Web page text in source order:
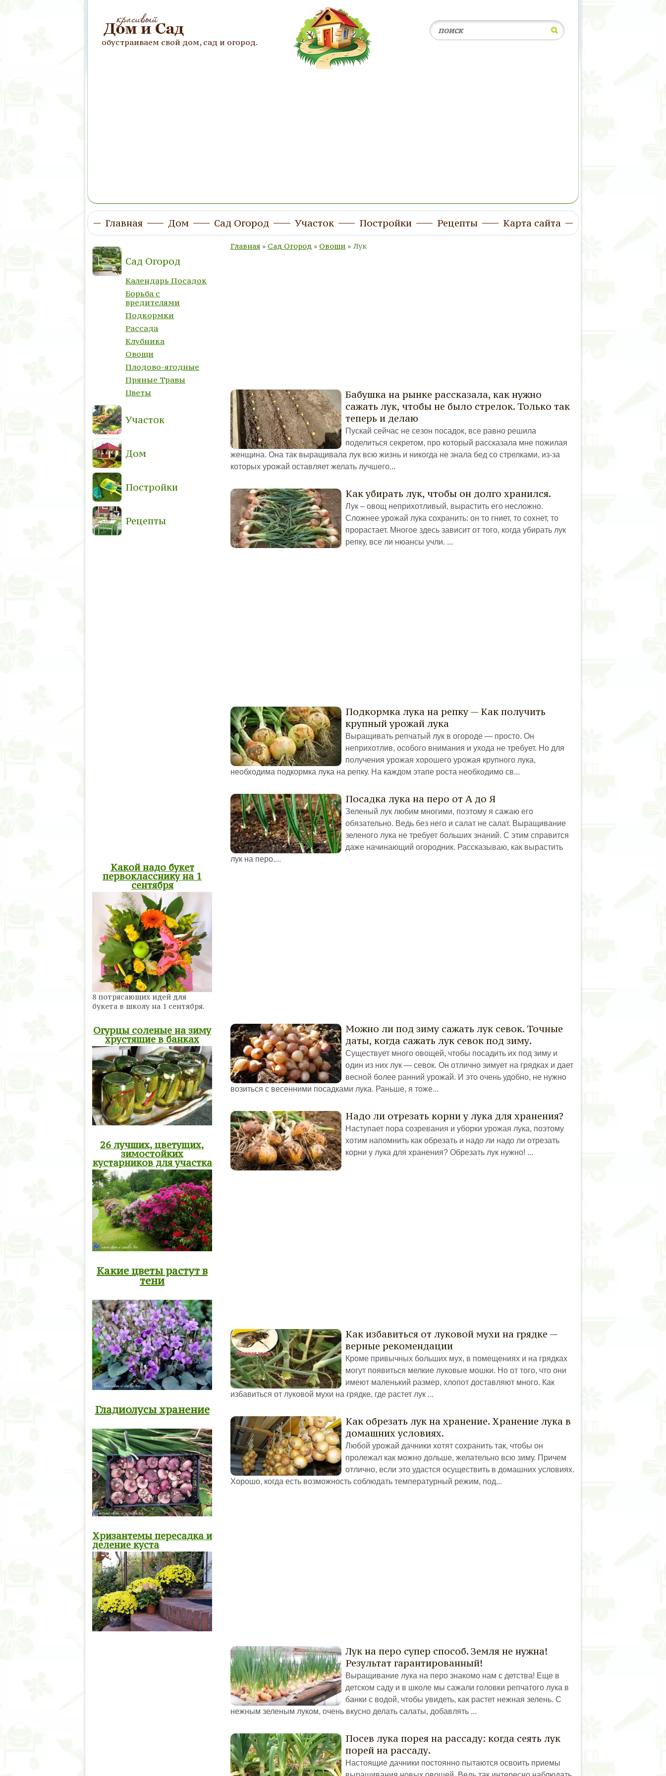
обустраиваем свой дом, сад и огород.
Главная Дом Сад Огород Участок Постройки Рецепты Карта сайта
Главная » Сад Огород » Овощи » Лук
Бабушка на рынке рассказала, как нужно
сажать лук, чтобы не было стрелок. Только так
теперь и делаю
Пускай сейчас не сезон посадок, все равно решила
поделиться секретом, про который рассказала мне пожилая
женщина. Она так выращивала лук всю жизнь и никогда не знала бед со стрелками, из-за
которых урожай оставляет желать лучшего...
Как убирать лук, чтобы он долго хранился.
Лук – овощ неприхотливый, вырастить его несложно.
Сложнее урожай лука сохранить: он то гниет, то сохнет, то
прорастает. Многое здесь зависит от того, когда убирать лук
репку, все ли нюансы учли. ...
Подкормка лука на репку — Как получить
крупный урожай лука
Выращивать репчатый лук в огороде — просто. Он
неприхотлив, особого внимания и ухода не требует. Но для
получения урожая хорошего урожая крупного лука,
необходима подкормка лука на репку. На каждом этапе роста необходимо св...
Посадка лука на перо от А до Я
Зеленый лук любим многими, поэтому я сажаю его
обязательно. Ведь без него и салат не салат. Выращивание
зеленого лука не требует больших знаний. С этим справится
даже начинающий огородник. Рассказываю, как вырастить
лук на перо....
Можно ли под зиму сажать лук севок. Точные
даты, когда сажать лук севок под зиму.
Существует много овощей, чтобы посадить их под зиму и
один из них лук — севок. Он отлично зимует на грядках и дает
весной более ранний урожай. И это очень удобно, не нужно
возиться с весенними посадками лука. Раньше, я тоже...
Надо ли отрезать корни у лука для хранения?
Наступает пора созревания и уборки урожая лука, поэтому
хотим напомнить как обрезать и надо ли надо ли отрезать
корни у лука для хранения? Обрезать лук нужно! ...
Как избавиться от луковой мухи на грядке —
верные рекомендации
Кроме привычных больших мух, в помещениях и на грядках
могут появиться мелкие луковые мошки. Но от того, что они
имеют маленький размер, хлопот доставляют много. Как
избавиться от луковой мухи на грядке, где растет лук ...
Как обрезать лук на хранение. Хранение лука в
домашних условиях.
Любой урожай дачники хотят сохранить так, чтобы он
пролежал как можно дольше, желательно всю зиму. Причем
отлично, если это удастся осуществить в домашних условиях.
Хорошо, когда есть возможность соблюдать температурный режим, под...
Лук на перо супер способ. Земля не нужна!
Результат гарантированный!
Выращивание лука на перо знакомо нам с детства! Еще в
детском саду и в школе мы сажали головки репчатого лука в
банки с водой, чтобы увидеть, как растет нежная зелень. С
нежным зеленым луком, очень вкусно делать салаты, добавлять ...
Посев лука порея на рассаду: когда сеять лук
порей на рассаду.
Настоящие дачники постоянно пытаются освоить приемы
Сад Огород
Календарь Посадок
Борьба с
вредителями
Подкормки
Рассада
Клубника
Овощи
Плодово-ягодные
Пряные Травы
Цветы
Участок
Дом
Постройки
Рецепты
Какой надо букет
первокласснику на 1
сентября
8 потрясающих идей для
букета в школу на 1 сентября.
Огурцы соленые на зиму
хрустящие в банках
26 лучших, цветущих,
зимостойких
кустарников для участка
Какие цветы растут в
тени
Гладиолусы хранение
Хризантемы пересадка и
деление куста